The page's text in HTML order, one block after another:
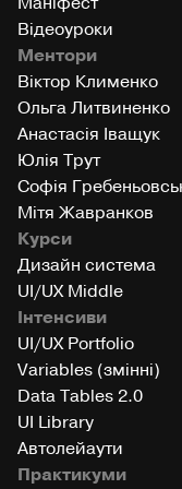
Відеоуроки
Ментори
Віктор Клименко
Ольга Литвиненко
Анастасія Іващук
Юлія Трут
Софія
Мітя Жавранков
Курси
Дизайн система
UI/UX Middle
Інтенсиви
UI/UX Portfolio
Variables (змінні)
Data Tables 2.0
UI Library
Автолейаути
Практикуми